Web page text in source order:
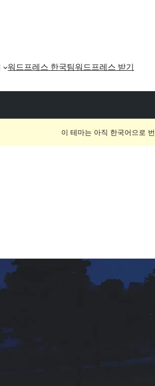
워드프레스 한국팀워드프레스 받기
이 테마는 아직 한국어으로